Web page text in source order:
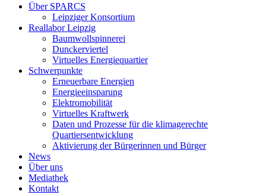
Über SPARCS
Leipziger Konsortium
Reallabor Leipzig
Baumwollspinnerei
Dunckerviertel
Virtuelles Energiequartier
Schwerpunkte
Erneuerbare Energien
Energieeinsparung
Elektromobilität
Virtuelles Kraftwerk
Daten und Prozesse für die klimagerechte
Quartiersentwicklung
Aktivierung der Bürgerinnen und Bürger
News
Über uns
Mediathek
Kontakt